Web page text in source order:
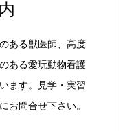
ある獣医師、高度
ある愛玩動物看護
ます。見学・実習
お問合せ下さい。